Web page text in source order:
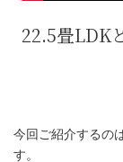
今回ご紹介するの
す。